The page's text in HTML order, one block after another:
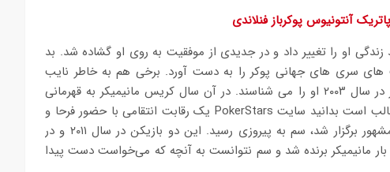
آنتونیوس پوکرباز فنلاندی
او را تغییر داد و در جدیدی از موفقیت به روی او گشاده شد. بد
های سری های جهانی پوکر را به دست آورد. برخی هم به خاطر نایب
قهرمانی در رویداد اصلی رقابت های سری های جهانی پوکر در سال ۲۰۰۳ او را می شناسند. در آن سال کریس مانیمیکر به قهرمانی
رسید. جایزه سم هم برابر با ۱ میلیون و ۳۰۰ هزار دلار بود. جالب است بدانید سایت PokerStars یک رقابت انتقامی با حضور فرحا و
مانیمیکر مهیا کرد. در این بازی که چند ماه بعد از رقابت مشهور برگزار شد، سم به پیروزی رسید. این دو بازیکن در سال ۲۰۱۱ و در
بار مانیمیکر برنده شد و سم نتوانست به آنچه که می‌خواست دست پیدا